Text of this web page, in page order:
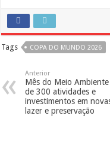
Tags COPA DO MUNDO 2026
Anterior
Mês do Meio
de 300 atividades e
investimentos em
lazer e preservação